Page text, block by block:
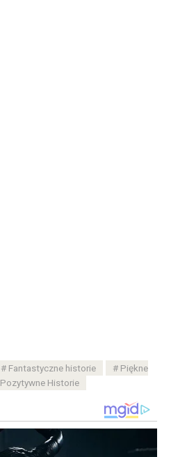
Fantastyczne historie
Piękne
Pozytywne Historie